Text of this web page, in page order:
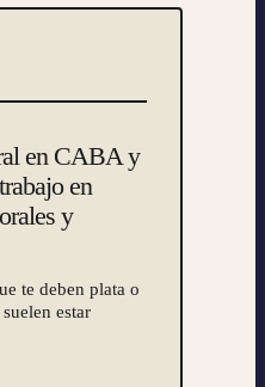
en CABA y
en
y
te deben plata o
estar